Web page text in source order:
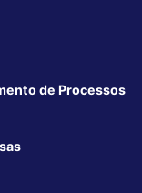
de Processos